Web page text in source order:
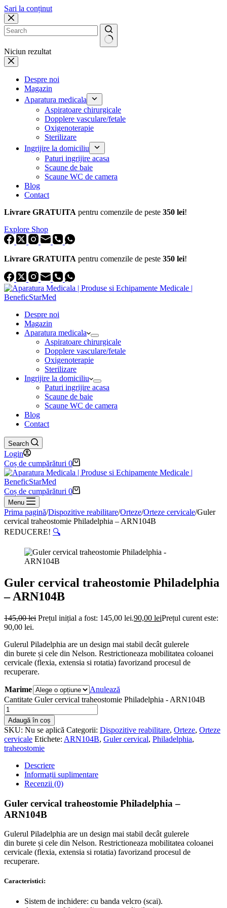
Sari la conținut
Niciun rezultat
Despre noi
Magazin
Aparatura medicala
Aspiratoare chirurgicale
Dopplere vasculare/fetale
Oxigenoterapie
Sterilizare
Ingrijire la domiciliu
Paturi ingrijire acasa
Scaune de baie
Scaune WC de camera
Blog
Contact
Livrare GRATUITA pentru comenzile de peste 350 lei!
Explore Shop
Livrare GRATUITA pentru comenzile de peste 350 lei!
Despre noi
Magazin
Aparatura medicala
Aspiratoare chirurgicale
Dopplere vasculare/fetale
Oxigenoterapie
Sterilizare
Ingrijire la domiciliu
Paturi ingrijire acasa
Scaune de baie
Scaune WC de camera
Blog
Contact
Search
Login
Coș de cumpărături 0
Coș de cumpărături 0
Menu
Prima pagină/Dispozitive reabilitare/Orteze/Orteze cervicale/Guler
cervical traheostomie Philadelphia – ARN104B
REDUCERE! 🔍
Guler cervical traheostomie Philadelphia
– ARN104B
145,00lei Prețul inițial a fost: 145,00 lei.90,00 leiPrețul curent este:
90,00 lei.
Gulerul Piladelphia are un design mai stabil decât gulerele
din burete și cele din Nelson. Restrictioneaza mobilitatea coloanei
cervicale (flexia, extensia si rotatia) favorizand procesul de
recuperare.
Marime
Anulează
Cantitate Guler cervical traheostomie Philadelphia - ARN104B
Adaugă în coș
SKU: Nu se aplică Categorii: Dispozitive reabilitare, Orteze, Orteze
cervicale Etichete: ARN104B, Guler cervical, Philadelphia,
traheostomie
Descriere
Informații suplimentare
Recenzii (0)
Guler cervical traheostomie Philadelphia –
ARN104B
Gulerul Piladelphia are un design mai stabil decât gulerele
din burete și cele din Nelson. Restrictioneaza mobilitatea coloanei
cervicale (flexia, extensia si rotatia) favorizand procesul de
recuperare.
Caracteristici:
Sistem de inchidere: cu banda velcro (scai).